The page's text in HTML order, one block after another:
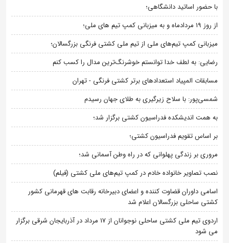
با حضور اساتید دانشگاهی؛
از روز 19 مردادماه و به میزبانی کمپ تیم های ملی؛
میزبانی کمپ تیم‌های ملی از تیم ملی کشتی فرنگی بزرگسالان؛
رضایی: به لطف خدا توانستم خوشرنگ‌ترین مدال را کسب کنم
مسابقات المپیاد استعدادهای برتر کشتی فرنگی - تهران
شمسی‌پور: با سلاح زیرگیری به طلای جهان رسیدم
به همت اندیشکده فدراسیون کشتی برگزار شد؛
بر اساس تقویم فدراسیون کشتی؛
مروری بر زندگی پهلوانی که در راه وطن آسمانی شد؛
نصب تصاویر خانواده خادم در کمپ تیم‌های ملی کشتی (فیلم)
اسامی داوران قضاوت کننده و اعضای دبیرخانه رقابت های قهرمانی کشور
کشتی ساحلی بزرگسالان اعلام شد
اردوی تیم ملی کشتی ساحلی نوجوانان از 17 مرداد در آذربایجان شرقی برگزار
می شود